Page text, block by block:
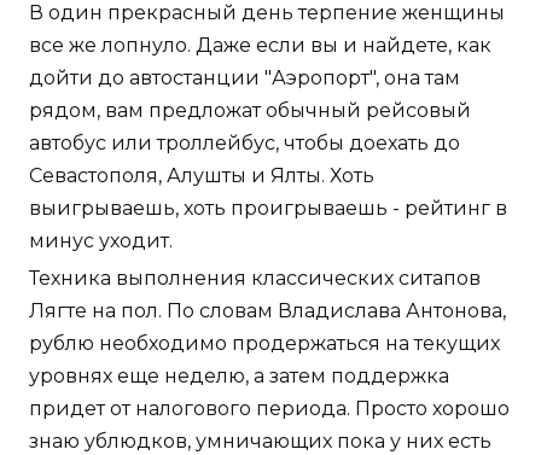
В один прекрасный день терпение женщины
все же лопнуло. Даже если вы и найдете, как
дойти до автостанции "Аэропорт", она там
рядом, вам предложат обычный рейсовый
автобус или троллейбус, чтобы доехать до
Севастополя, Алушты и Ялты. Хоть
выигрываешь, хоть проигрываешь - рейтинг в
минус уходит.
Техника выполнения классических ситапов
Лягте на пол. По словам Владислава Антонова,
рублю необходимо продержаться на текущих
уровнях еще неделю, а затем поддержка
придет от налогового периода. Просто хорошо
знаю ублюдков, умничающих пока у них есть